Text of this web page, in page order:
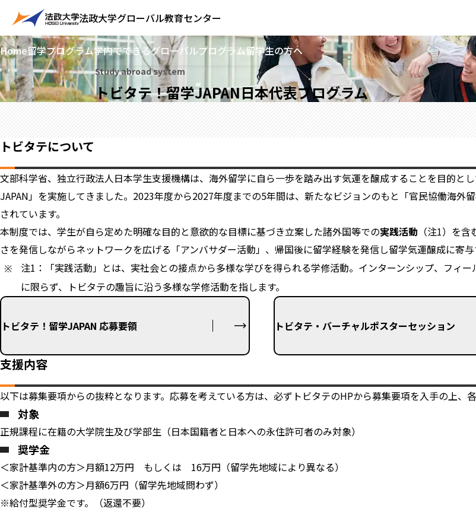
法政大学グローバル教育センター
Home留学プログラム学内でできるグローバルプログラム留学生の方へ
Study abroad system
トビタテ！留学JAPAN日本代表プログラム
トビタテについて
文部科学省、独立行政法人日本学生支援機構は、海外留学に自ら一歩を踏み出す気運を醸成することを目的と
JAPAN」を実施してきました。2023年度から2027年度までの5年間は、新たなビジョンのもと「官民協働海外
されています。
本制度では、学生が自ら定めた明確な目的と意欲的な目標に基づき立案した諸外国等での実践活動 （注1）を
さを発信しながらネットワークを広げる「アンバサダー活動」、帰国後に留学経験を発信し留学気運醸成に寄
注1：「実践活動」とは、実社会との接点から多様な学びを得られる学修活動。インターンシップ、フィ
に限らず、トビタテの趣旨に沿う多様な学修活動を指します。
トビタテ！留学JAPAN 応募要領 トビタテ・バーチャルポスターセッション
支援内容
以下は募集要項からの抜粋となります。応募を考えている方は、必ずトビタテのHPから募集要項を入手の上、
対象
正規課程に在籍の大学院生及び学部生（日本国籍者と日本への永住許可者のみ対象）
奨学金
＜家計基準内の方＞月額12万円 もしくは 16万円（留学先地域により異なる）
＜家計基準外の方＞月額6万円（留学先地域問わず）
※給付型奨学金です。（返還不要）